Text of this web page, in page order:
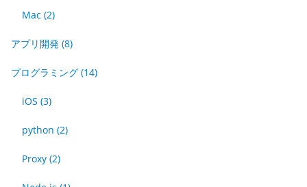
Mac (2)
アプリ開発 (8)
プログラミング (14)
iOS (3)
python (2)
Proxy (2)